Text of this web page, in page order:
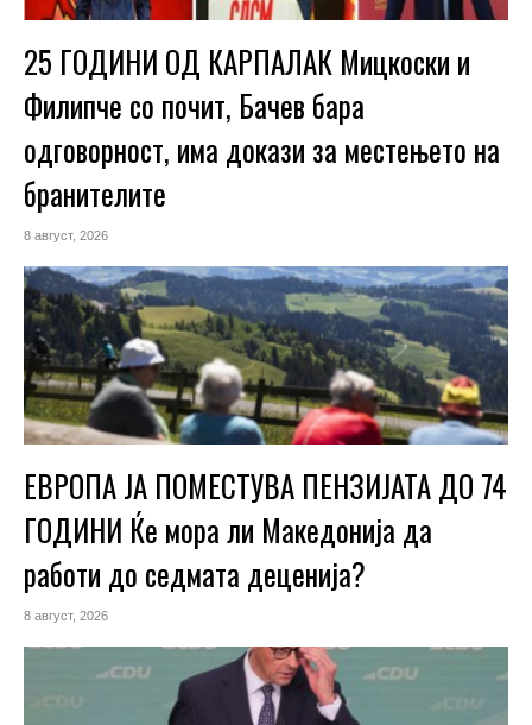
25 ГОДИНИ ОД КАРПАЛАК Мицкоски и
Филипче со почит, Бачев бара
одговорност, има докази за местењето на
бранителите
8 август, 2026
ЕВРОПА ЈА ПОМЕСТУВА ПЕНЗИЈАТА ДО 74
ГОДИНИ Ќе мора ли Македонија да
работи до седмата деценија?
8 август, 2026